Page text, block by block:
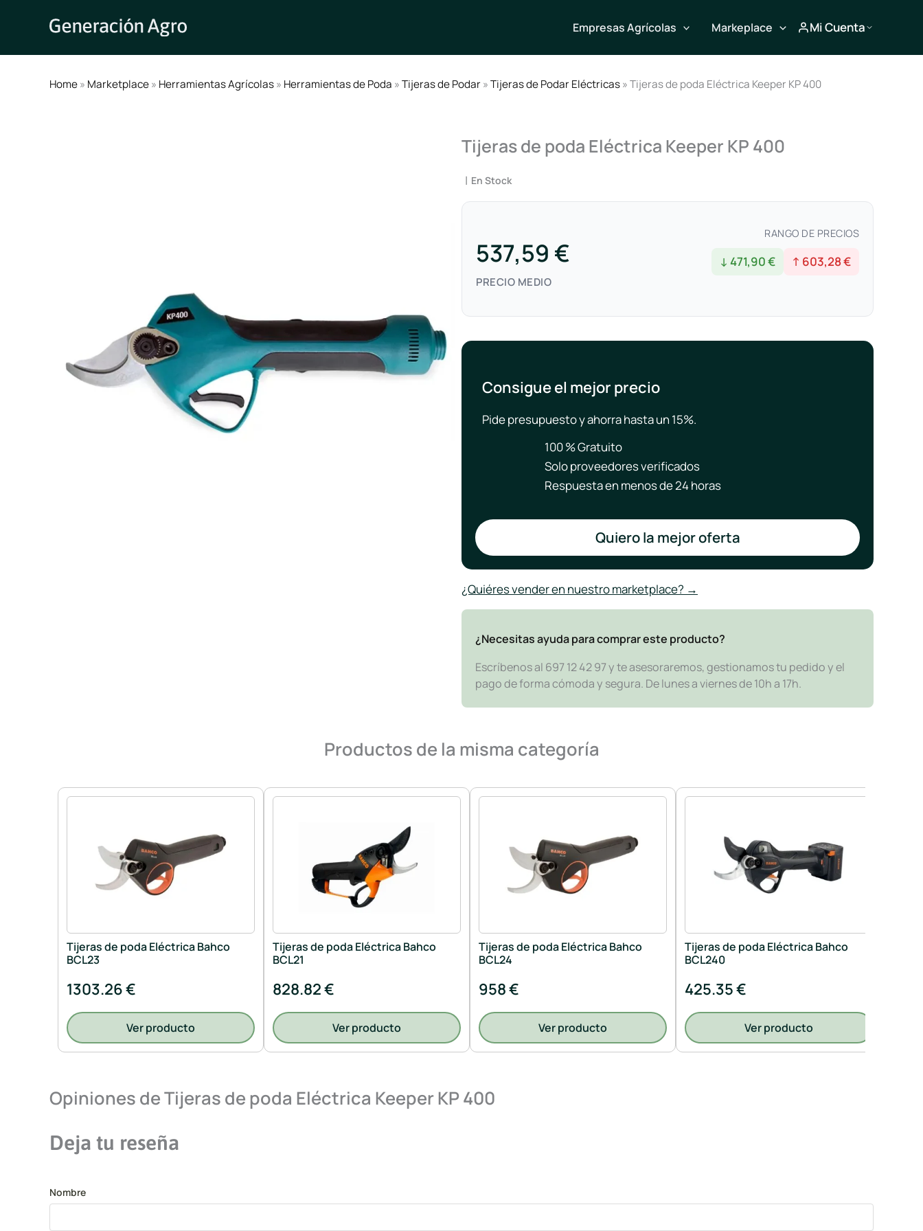
Empresas Agrícolas Markeplace Mi Cuenta
Home» Marketplace» Herramientas Agrícolas» Herramientas de Poda »Tijeras de Podar»Tijeras de Podar Eléctricas» Tijeras de poda Eléctrica Keeper KP 400
Tijeras de poda Eléctrica Keeper KP 400
| En Stock
537,59 €
PRECIO MEDIO
RANGO DE PRECIOS
↓ 471,90 € ↑ 603,28 €
Consigue el mejor precio
Pide presupuesto y ahorra hasta un 15%.
100 % Gratuito
Solo proveedores verificados
Respuesta en menos de 24 horas
Quiero la mejor oferta
¿Quiéres vender en nuestro marketplace? →
¿Necesitas ayuda para comprar este producto?
Escríbenos al 697 12 42 97 y te asesoraremos, gestionamos tu pedido y el
pago de forma cómoda y segura. De lunes a viernes de 10h a 17h.
Productos de la misma categoría
Tijeras de poda Eléctrica Bahco
BCL23
1303.26 €
Ver producto
Tijeras de poda Eléctrica Bahco
BCL21
828.82 €
Ver producto
Tijeras de poda Eléctrica Bahco
BCL24
958 €
Ver producto
Tijeras de poda Eléctrica Bahco
BCL240
425.35 €
Ver producto
Opiniones de Tijeras de poda Eléctrica Keeper KP 400
Deja tu reseña
Nombre